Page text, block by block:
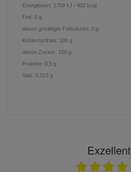
Energiewert: 1709 kJ / 402 kcal
Fett: 0 g
davon gesättigte Fettsäuren: 0 g
Kohlenhydrate: 100 g
davon Zucker: 100 g
Proteine: 0,5 g
Salz: 0,013 g
Exzellent